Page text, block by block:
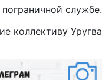
службе.
коллективу